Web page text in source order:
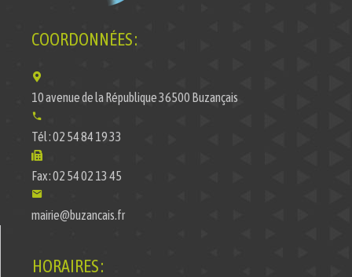
COORDONNÉES :
10 avenue de la République 36500 Buzançais
Tél : 02 54 84 19 33
Fax : 02 54 02 13 45
mairie@buzancais.fr
HORAIRES :